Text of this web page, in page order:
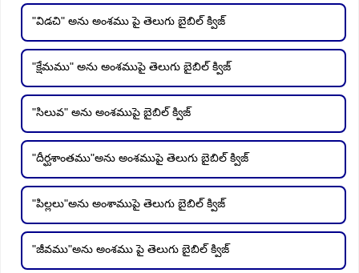
"విడచి" అను అంశము పై తెలుగు బైబిల్ క్విజ్
"క్షేమము" అను అంశముపై తెలుగు బైబిల్ క్విజ్
"సిలువ" అను అంశముపై బైబిల్ క్విజ్
"దీర్ఘశాంతము"అను అంశముపై తెలుగు బైబిల్ క్విజ్
"పిల్లలు"అను అంశాముపై తెలుగు బైబిల్ క్విజ్
"జీవము"అను అంశము పై తెలుగు బైబిల్ క్విజ్